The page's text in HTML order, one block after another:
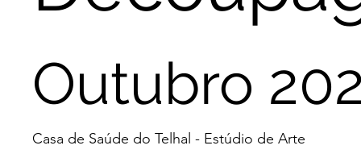
Outubro
Casa de Saúde do Telhal - Estúdio de Arte